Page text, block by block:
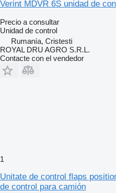
Verint MDVR 6S unidad de
Precio a consultar
Unidad de control
Rumanía, Cristesti
ROYAL DRU AGRO S.R.L.
Contacte con el vendedor
1
Unitate de control flaps
de control para camión